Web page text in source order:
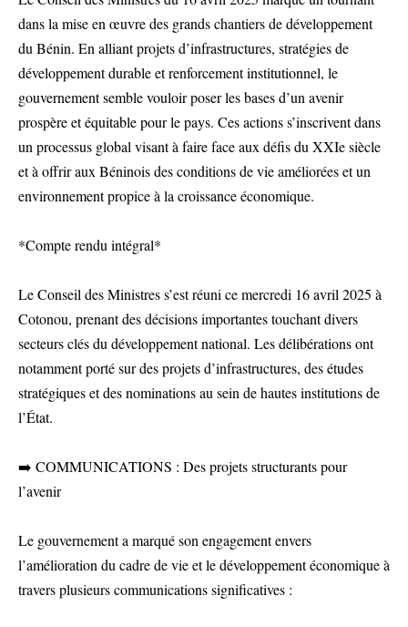
dans la mise en œuvre des grands chantiers de développement
du Bénin. En alliant projets d’infrastructures, stratégies de
développement durable et renforcement institutionnel, le
gouvernement semble vouloir poser les bases d’un avenir
prospère et équitable pour le pays. Ces actions s’inscrivent dans
un processus global visant à faire face aux défis du XXIe siècle
et à offrir aux Béninois des conditions de vie améliorées et un
environnement propice à la croissance économique.
*Compte rendu intégral*
Le Conseil des Ministres s’est réuni ce mercredi 16 avril 2025 à
Cotonou, prenant des décisions importantes touchant divers
secteurs clés du développement national. Les délibérations ont
notamment porté sur des projets d’infrastructures, des études
stratégiques et des nominations au sein de hautes institutions de
l’État.
➡️ COMMUNICATIONS : Des projets structurants pour
l’avenir
Le gouvernement a marqué son engagement envers
l’amélioration du cadre de vie et le développement économique à
travers plusieurs communications significatives :